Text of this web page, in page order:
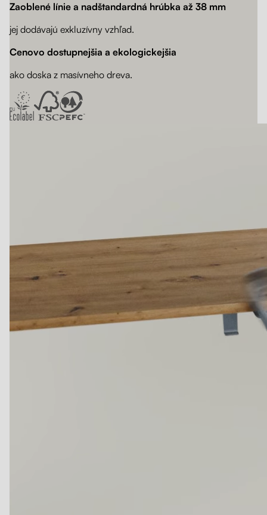
Zaoblené línie a nadštandardná hrúbka až 38 mm
jej dodávajú exkluzívny vzhľad.
Cenovo dostupnejšia a ekologickejšia
ako doska z masívneho dreva.